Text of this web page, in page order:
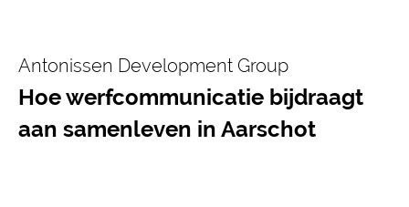
Antonissen Development Group
Hoe werfcommunicatie bijdraagt
aan samenleven in Aarschot